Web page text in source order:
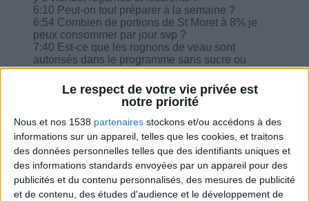
Le respect de votre vie privée est
notre priorité
Nous et nos 1538 partenaires stockons et/ou accédons à des
informations sur un appareil, telles que les cookies, et traitons
des données personnelles telles que des identifiants uniques et
des informations standards envoyées par un appareil pour des
publicités et du contenu personnalisés, des mesures de publicité
et de contenu, des études d'audience et le développement de
6:10 Peut-on tout préparer à la semaine ?
6:54 Combien de portions de St Moret à 8% je
peux consommer par jour svp ?
7:40 Est-ce que les rognons de veau sont
autorisés dans le programme sans sucre ou
presque à 1600 kcal ? Si oui, quelle quantité s'il
vous plaît ?
8:15 Peut-on alterner menu végétarien et menu
classique à 1600 et où trouver le menu
végétarien ?
9:38 J'ai envie d'un bon plat de pâtes dans quelle
proportion et dois je sortir tous les autres
féculents de la journée ?
11:00 Quel intérêt des crudités puisque il faut
ajouter des matières grasses pour les apprécier ?